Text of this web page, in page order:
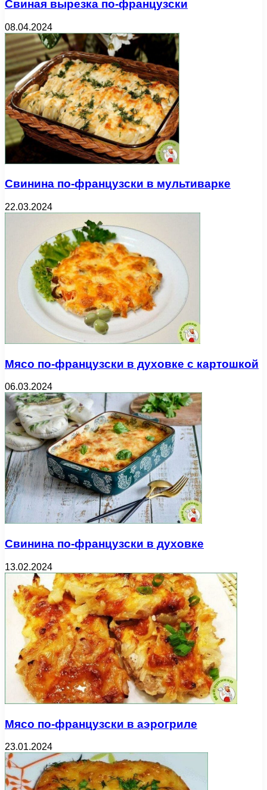
Свиная вырезка по-французски
08.04.2024
Свинина по-французски в мультиварке
22.03.2024
Мясо по-французски в духовке с картошкой
06.03.2024
Свинина по-французски в духовке
13.02.2024
Мясо по-французски в аэрогриле
23.01.2024